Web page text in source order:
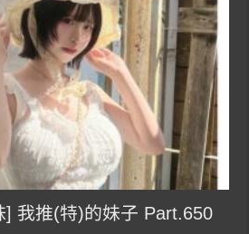
] 我推(特)的妹子 Part.650